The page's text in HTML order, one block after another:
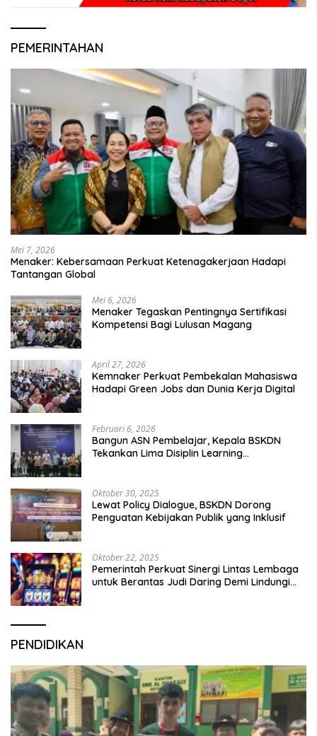
PEMERINTAHAN
Mei 7, 2026
Menaker: Kebersamaan Perkuat Ketenagakerjaan Hadapi
Tantangan Global
Mei 6, 2026
Menaker Tegaskan Pentingnya Sertifikasi
Kompetensi Bagi Lulusan Magang
April 27, 2026
Kemnaker Perkuat Pembekalan Mahasiswa
Hadapi Green Jobs dan Dunia Kerja Digital
Februari 6, 2026
Bangun ASN Pembelajar, Kepala BSKDN
Tekankan Lima Disiplin Learning
Oktober 30, 2025
Lewat Policy Dialogue, BSKDN Dorong
Penguatan Kebijakan Publik yang Inklusif
Oktober 22, 2025
Pemerintah Perkuat Sinergi Lintas Lembaga
untuk Berantas Judi Daring Demi Lindungi
PENDIDIKAN